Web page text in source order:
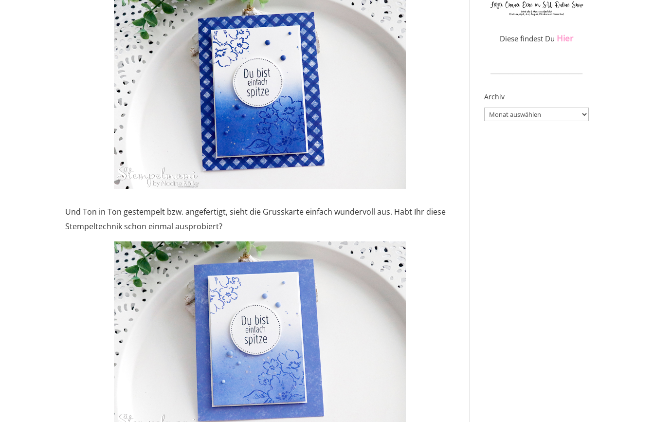
Und Ton in Ton gestempelt bzw. angefertigt, sieht die Grusskarte einfach wundervoll aus. Habt Ihr diese
Stempeltechnik schon einmal ausprobiert?
Diese findest Du Hier
Archiv
Archiv